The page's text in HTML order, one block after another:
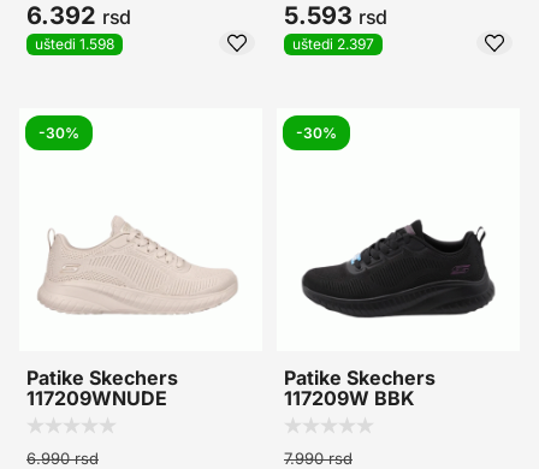
6.392 rsd
uštedi 1.598
5.593 rsd
uštedi 2.397
-30%
Patike Skechers
117209WNUDE
6.990rsd
-30%
Patike Skechers
117209W BBK
7.990rsd